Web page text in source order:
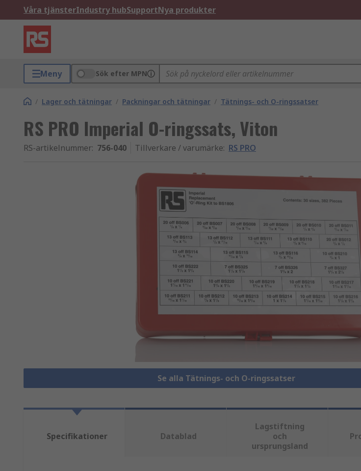
Våra tjänsterIndustry hubSupportNya produkter
Meny Sök efter MPN
/ Lager och tätningar / Packningar och tätningar / Tätnings- och O-ringssatser
RS PRO Imperial O-ringssats, Viton
RS-artikelnummer: 756-040 Tillverkare / varumärke: RS PRO
Se alla Tätnings- och O-ringssatser
Specifikationer Datablad
Lagstiftning
och
ursprungsland